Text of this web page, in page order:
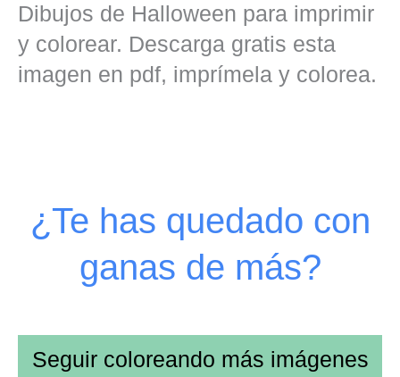
Dibujos de Halloween para imprimir
y colorear. Descarga gratis esta
imagen en pdf, imprímela y colorea.
¿Te has quedado con
ganas de más?
Seguir coloreando más imágenes